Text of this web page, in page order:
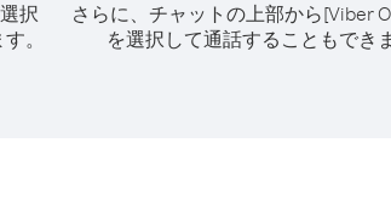
択
。
さらに、チャットの上部から[Viber
を選択して通話することもでき